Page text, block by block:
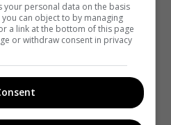
tecnología Ejercicio
your personal data on the basis
can object to by managing
a link at the bottom of this page
or withdraw consent in privacy